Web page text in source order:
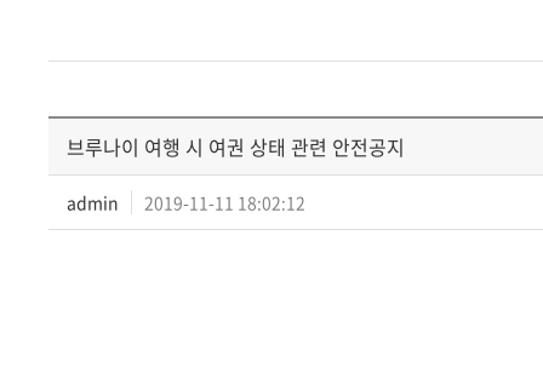
브루나이 여행 시 여권 상태 관련 안전공지
admin 2019-11-11 18:02:12